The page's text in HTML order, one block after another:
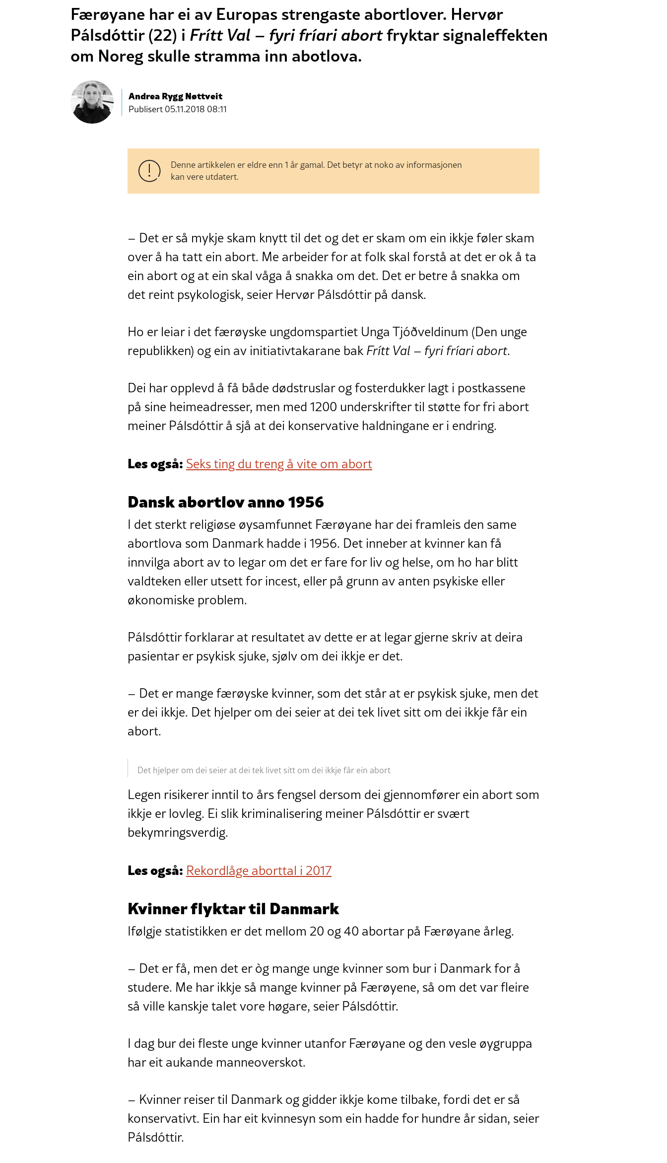
Færøyane har ei av Europas strengaste abortlover. Hervør
Pálsdóttir (22) i Frítt Val – fyri fríari abortfryktar signaleffekten
om Noreg skulle stramma inn abotlova.
Andrea Rygg Nøttveit
Publisert 05.11.2018 08:11
Denne artikkelen er eldre enn 1 år gamal. Det betyr at noko av informasjonen
kan vere utdatert.
– Det er så mykje skam knytt til det og det er skam om ein ikkje føler skam
over å ha tatt ein abort. Me arbeider for at folk skal forstå at det er ok å ta
ein abort og at ein skal våga å snakka om det. Det er betre å snakka om
det reint psykologisk, seier Hervør Pálsdóttir på dansk.
Ho er leiar i det færøyske ungdomspartiet Unga Tjóðveldinum (Den unge
republikken) og ein av initiativtakarane bakFrítt Val – fyri fríari abort.
Dei har opplevd å få både dødstruslar og fosterdukker lagt i postkassene
på sine heimeadresser, men med 1200 underskrifter til støtte for fri abort
meiner Pálsdóttir å sjå at dei konservative haldningane er i endring.
Les også: Seks ting du treng å vite om abort
Dansk abortlov anno 1956
I det sterkt religiøse øysamfunnet Færøyane har dei framleis den same
abortlova som Danmark hadde i 1956. Det inneber at kvinner kan få
innvilga abort av to legar om det er fare for liv og helse, om ho har blitt
valdteken eller utsett for incest, eller på grunn av anten psykiske eller
økonomiske problem.
Pálsdóttir forklarar at resultatet av dette er at legar gjerne skriv at deira
pasientar er psykisk sjuke, sjølv om dei ikkje er det.
– Det er mange færøyske kvinner, som det står at er psykisk sjuke, men det
er dei ikkje. Det hjelper om dei seier at dei tek livet sitt om dei ikkje får ein
abort.
Det hjelper om dei seier at dei tek livet sitt om dei ikkje får ein abort
Legen risikerer inntil to års fengsel dersom dei gjennomfører ein abort som
ikkje er lovleg. Ei slik kriminalisering meiner Pálsdóttir er svært
bekymringsverdig.
Les også: Rekordlåge aborttal i 2017
Kvinner flyktar til Danmark
Ifølgje statistikken er det mellom 20 og 40 abortar på Færøyane årleg.
– Det er få, men det er òg mange unge kvinner som bur i Danmark for å
studere. Me har ikkje så mange kvinner på Færøyene, så om det var fleire
så ville kanskje talet vore høgare, seier Pálsdóttir.
I dag bur dei fleste unge kvinner utanfor Færøyane og den vesle øygruppa
har eit aukande manneoverskot.
– Kvinner reiser til Danmark og gidder ikkje kome tilbake, fordi det er så
konservativt. Ein har eit kvinnesyn som ein hadde for hundre år sidan, seier
Pálsdóttir.